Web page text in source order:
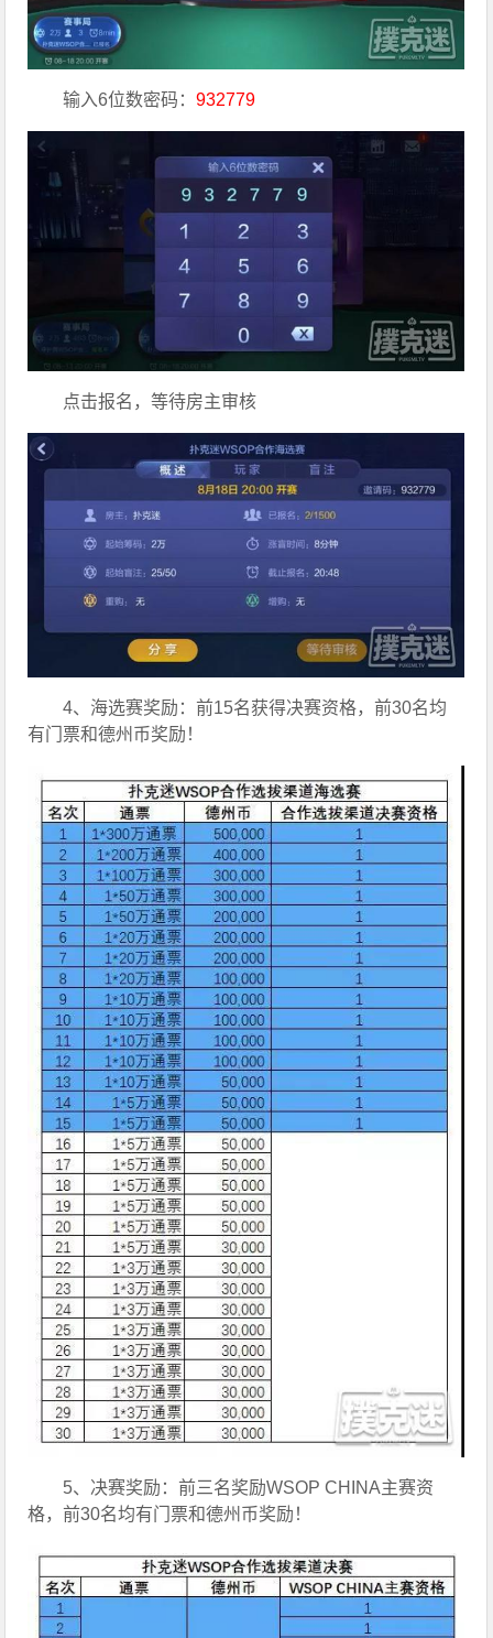
输入6位数密码：932779
点击报名，等待房主审核
4、海选赛奖励：前15名获得决赛资格，前30名均
有门票和德州币奖励！
5、决赛奖励：前三名奖励WSOP CHINA主赛资
格，前30名均有门票和德州币奖励！